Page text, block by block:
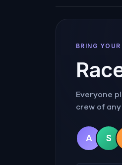
BRING YOUR
Everyone
crew of
A S